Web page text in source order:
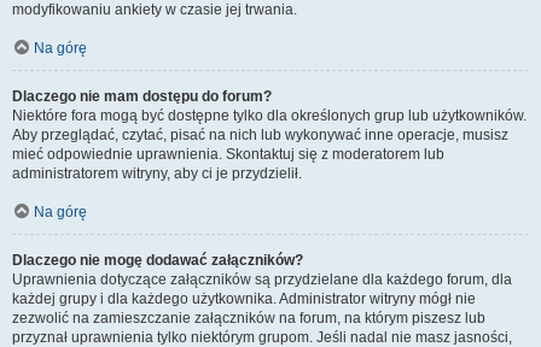
modyfikowaniu ankiety w czasie jej trwania.
Na górę
Dlaczego nie mam dostępu do forum?
Niektóre fora mogą być dostępne tylko dla określonych grup lub użytkowników.
Aby przeglądać, czytać, pisać na nich lub wykonywać inne operacje, musisz
mieć odpowiednie uprawnienia. Skontaktuj się z moderatorem lub
administratorem witryny, aby ci je przydzielił.
Na górę
Dlaczego nie mogę dodawać załączników?
Uprawnienia dotyczące załączników są przydzielane dla każdego forum, dla
każdej grupy i dla każdego użytkownika. Administrator witryny mógł nie
zezwolić na zamieszczanie załączników na forum, na którym piszesz lub
przyznał uprawnienia tylko niektórym grupom. Jeśli nadal nie masz jasności,